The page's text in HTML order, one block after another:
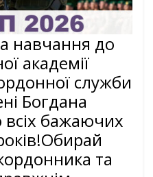
навчання до
академії
служби
Богдана
бажаючих
та